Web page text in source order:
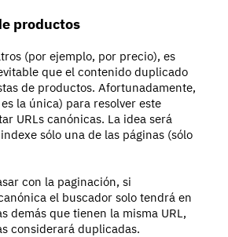
productos
(por ejemplo, por precio), es
que el contenido duplicado
de productos. Afortunadamente,
la única) para resolver este
URLs canónicas. La idea será
sólo una de las páginas (sólo
con la paginación, si
el buscador solo tendrá en
demás que tienen la misma URL,
considerará duplicadas.